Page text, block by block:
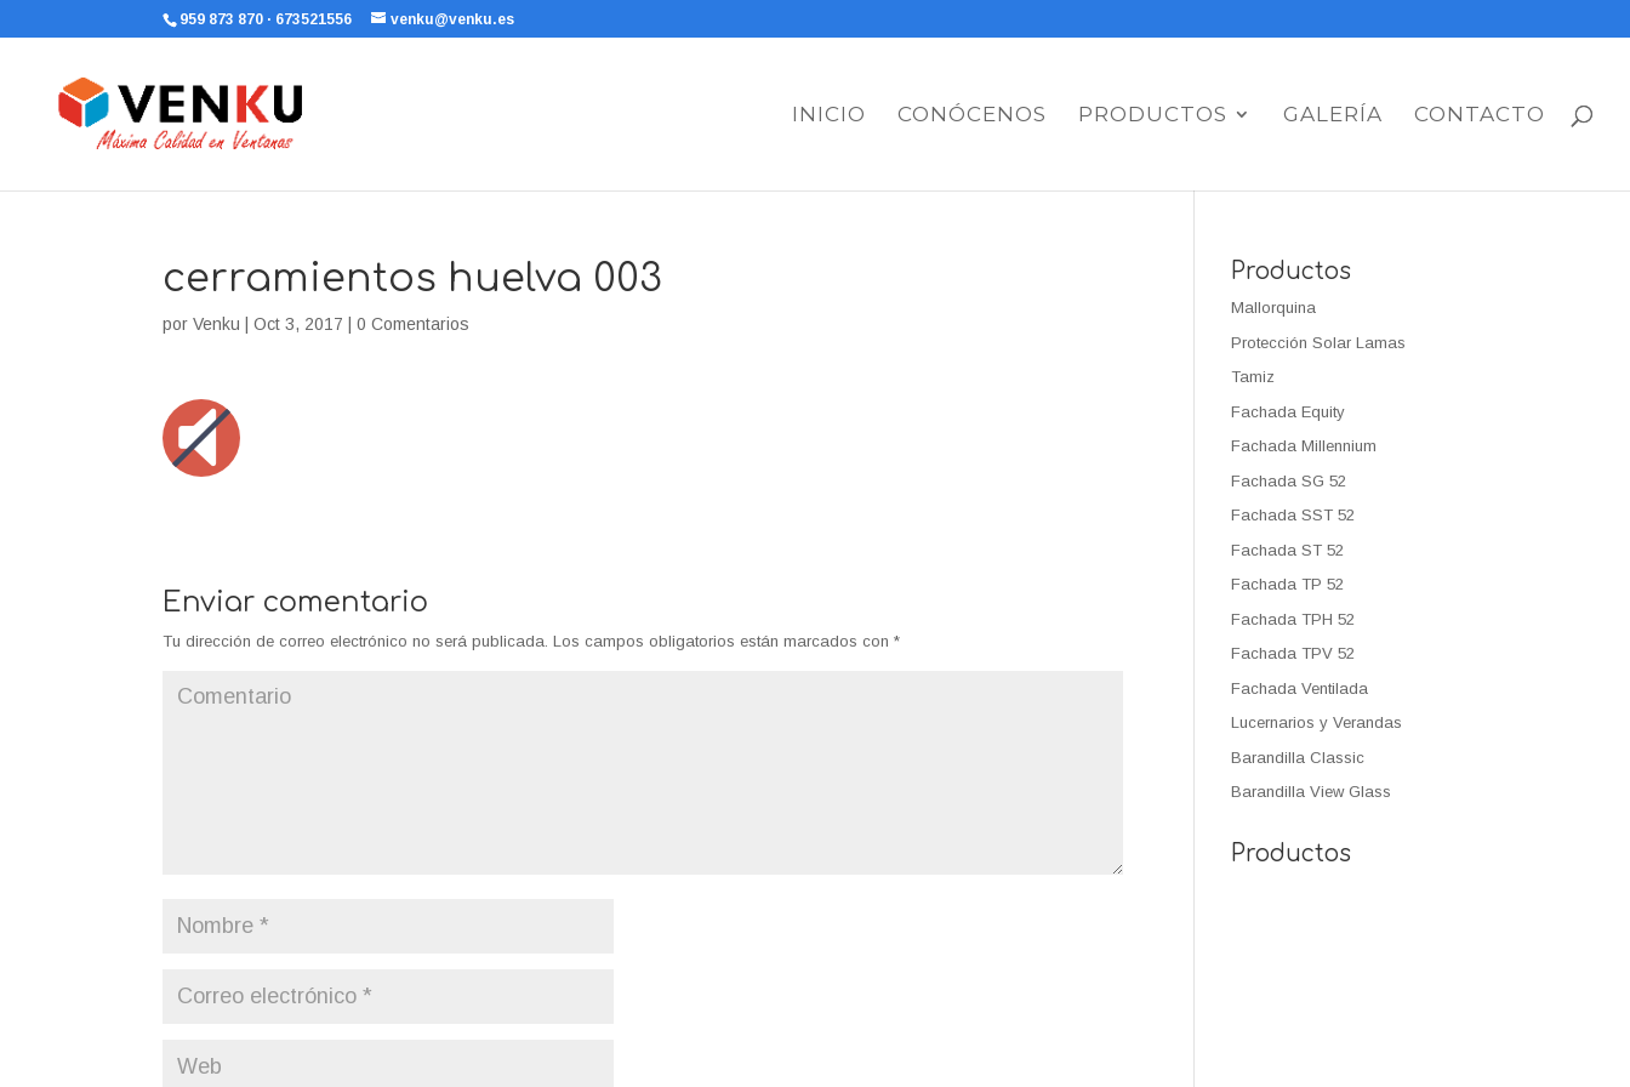
959 873 870 · 673521556 venku@venku.es
INICIO CONÓCENOS PRODUCTOS GALERÍA CONTACTO
cerramientos huelva 003
porVenku |Oct 3, 2017 |0 Comentarios
Enviar comentario
Tu dirección de correo electrónico no será publicada. Los campos obligatorios están marcados con*
Productos
Mallorquina
Protección Solar Lamas
Tamiz
Fachada Equity
Fachada Millennium
Fachada SG 52
Fachada SST 52
Fachada ST 52
Fachada TP 52
Fachada TPH 52
Fachada TPV 52
Fachada Ventilada
Lucernarios y Verandas
Barandilla Classic
Barandilla View Glass
Productos